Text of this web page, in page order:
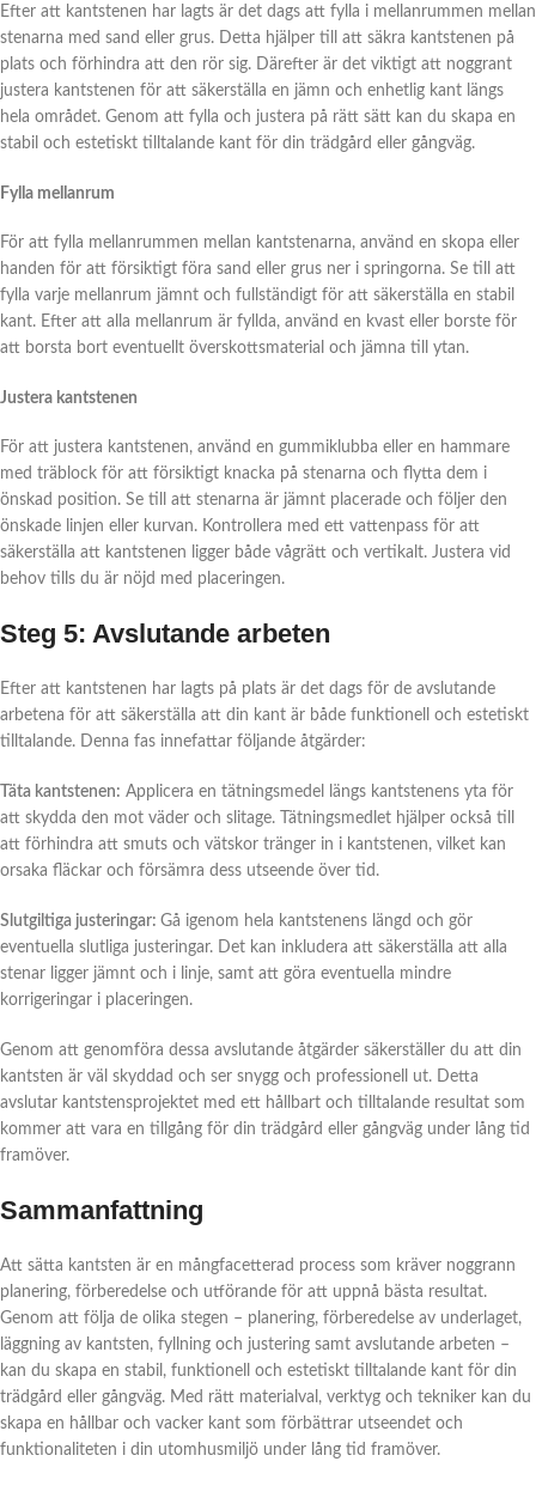
Efter att kantstenen har lagts är det dags att fylla i mellanrummen mellan
stenarna med sand eller grus. Detta hjälper till att säkra kantstenen på
plats och förhindra att den rör sig. Därefter är det viktigt att noggrant
justera kantstenen för att säkerställa en jämn och enhetlig kant längs
hela området. Genom att fylla och justera på rätt sätt kan du skapa en
stabil och estetiskt tilltalande kant för din trädgård eller gångväg.
Fylla mellanrum
För att fylla mellanrummen mellan kantstenarna, använd en skopa eller
handen för att försiktigt föra sand eller grus ner i springorna. Se till att
fylla varje mellanrum jämnt och fullständigt för att säkerställa en stabil
kant. Efter att alla mellanrum är fyllda, använd en kvast eller borste för
att borsta bort eventuellt överskottsmaterial och jämna till ytan.
Justera kantstenen
För att justera kantstenen, använd en gummiklubba eller en hammare
med träblock för att försiktigt knacka på stenarna och flytta dem i
önskad position. Se till att stenarna är jämnt placerade och följer den
önskade linjen eller kurvan. Kontrollera med ett vattenpass för att
säkerställa att kantstenen ligger både vågrätt och vertikalt. Justera vid
behov tills du är nöjd med placeringen.
Steg 5: Avslutande arbeten
Efter att kantstenen har lagts på plats är det dags för de avslutande
arbetena för att säkerställa att din kant är både funktionell och estetiskt
tilltalande. Denna fas innefattar följande åtgärder:
Täta kantstenen: Applicera en tätningsmedel längs kantstenens yta för
att skydda den mot väder och slitage. Tätningsmedlet hjälper också till
att förhindra att smuts och vätskor tränger in i kantstenen, vilket kan
orsaka fläckar och försämra dess utseende över tid.
Slutgiltiga justeringar: Gå igenom hela kantstenens längd och gör
eventuella slutliga justeringar. Det kan inkludera att säkerställa att alla
stenar ligger jämnt och i linje, samt att göra eventuella mindre
korrigeringar i placeringen.
Genom att genomföra dessa avslutande åtgärder säkerställer du att din
kantsten är väl skyddad och ser snygg och professionell ut. Detta
avslutar kantstensprojektet med ett hållbart och tilltalande resultat som
kommer att vara en tillgång för din trädgård eller gångväg under lång tid
framöver.
Sammanfattning
Att sätta kantsten är en mångfacetterad process som kräver noggrann
planering, förberedelse och utförande för att uppnå bästa resultat.
Genom att följa de olika stegen – planering, förberedelse av underlaget,
läggning av kantsten, fyllning och justering samt avslutande arbeten –
kan du skapa en stabil, funktionell och estetiskt tilltalande kant för din
trädgård eller gångväg. Med rätt materialval, verktyg och tekniker kan du
skapa en hållbar och vacker kant som förbättrar utseendet och
funktionaliteten i din utomhusmiljö under lång tid framöver.